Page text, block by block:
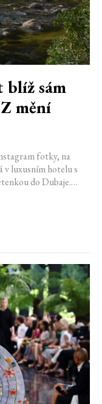
blíž sám
mění
fotky, na
v luxusním hotelu s
do Dubaje.
na Šumavu.